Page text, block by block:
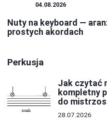
04.08.2026
Nuty na keyboard —
prostych akordach
Perkusja
Jak czytać
kompletny
do
28.07.2026